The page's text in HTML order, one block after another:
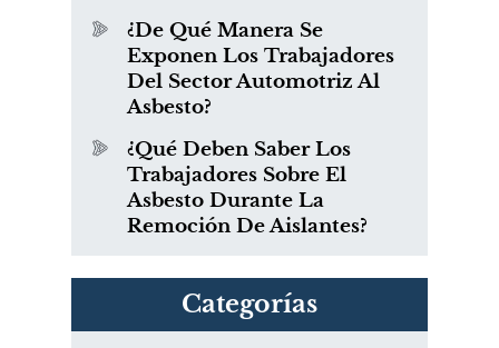
¿De Qué Manera Se
Exponen Los Trabajadores
Del Sector Automotriz Al
Asbesto?
¿Qué Deben Saber Los
Trabajadores Sobre El
Asbesto Durante La
Remoción De Aislantes?
Categorías